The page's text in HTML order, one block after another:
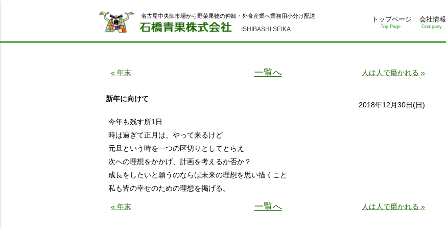
ISHIBASHI SEIKA
名古屋中央卸市場から野菜果物の仲卸・外食産業へ業務用小分け配送 トップページ
Top Page
会社情報
Company
« 年末 一覧へ 人は人で磨かれる »
新年に向けて
2018年12月30日(日)
今年も残す所1日
時は過ぎて正月は、やって来るけど
元旦という時を一つの区切りとしてとらえ
次への理想をかかげ、計画を考えるか否か？
成長をしたいと願うのならば未来の理想を思い描くこと
私も皆の幸せのための理想を掲げる。
« 年末 一覧へ 人は人で磨かれる »